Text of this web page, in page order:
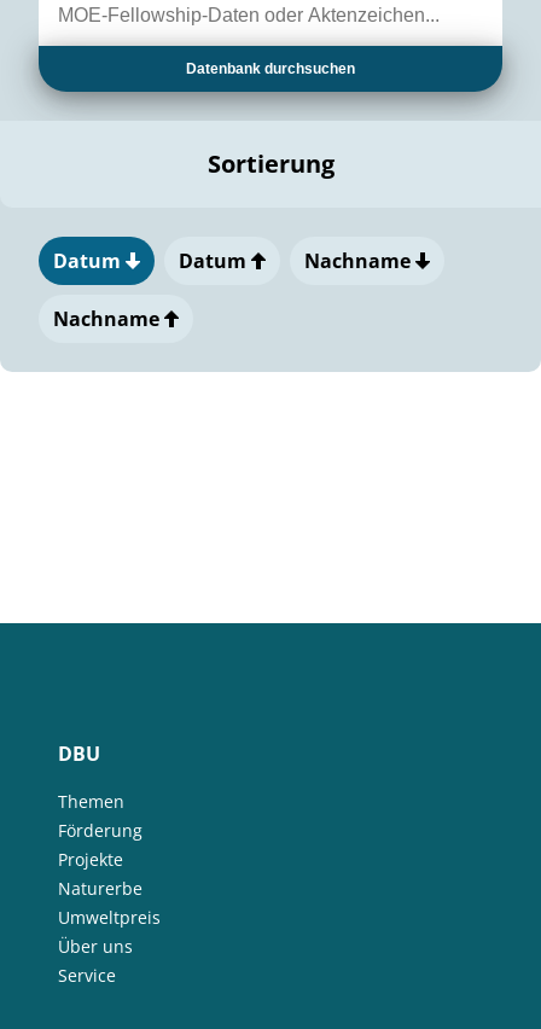
Datenbank durchsuchen
Sortierung
Datum Datum Nachname
Nachname
DBU
Themen
Förderung
Projekte
Naturerbe
Umweltpreis
Über uns
Service